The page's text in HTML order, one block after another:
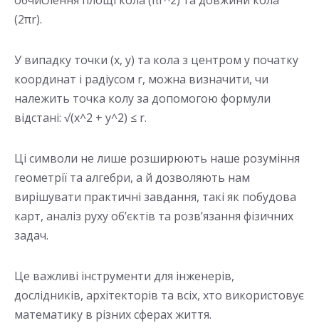
(2πr).
У випадку точки (x, y) та кола з центром у початку
координат і радіусом r, можна визначити, чи
належить точка колу за допомогою формули
відстані: √(x^2 + y^2) ≤ r.
Ці символи не лише розширюють наше розуміння
геометрії та алгебри, а й дозволяють нам
вирішувати практичні завдання, такі як побудова
карт, аналіз руху об’єктів та розв’язання фізичних
задач.
Це важливі інструменти для інженерів,
дослідників, архітекторів та всіх, хто використовує
математику в різних сферах життя.